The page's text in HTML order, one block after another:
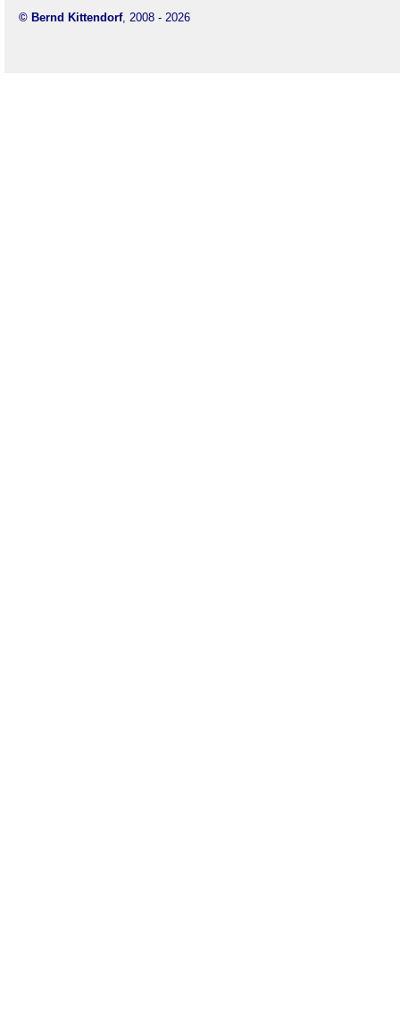
© Bernd Kittendorf, 2008 - 2026